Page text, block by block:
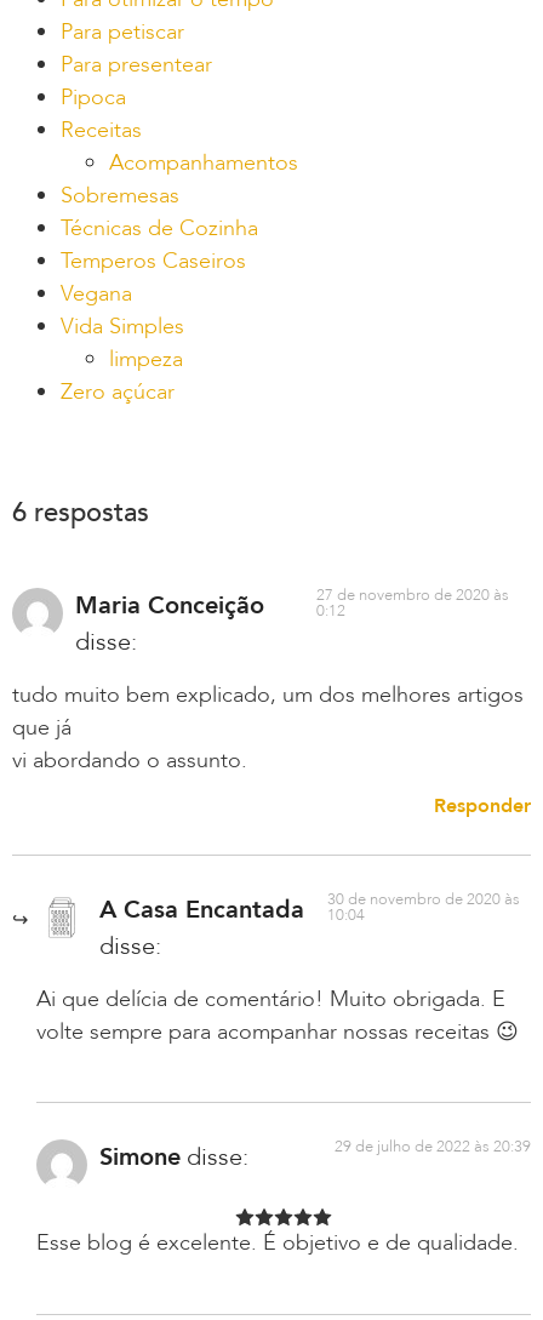
Para petiscar
Para presentear
Pipoca
Receitas
Acompanhamentos
Sobremesas
Técnicas de Cozinha
Temperos Caseiros
Vegana
Vida Simples
limpeza
Zero açúcar
6 respostas
Maria Conceição
disse:
27 de novembro de 2020 às
0:12
tudo muito bem explicado, um dos melhores artigos
que já
vi abordando o assunto.
Responder
A Casa Encantada
disse:
30 de novembro de 2020 às
10:04
Ai que delícia de comentário! Muito obrigada. E
volte sempre para acompanhar nossas receitas 😉
Simone disse: 29 de julho de 2022 às 20:39
Esse blog é excelente. É objetivo e de qualidade.